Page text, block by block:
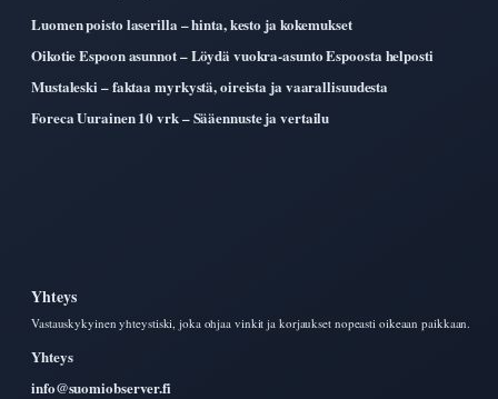
Luomen poisto laserilla – hinta, kesto ja kokemukset
Oikotie Espoon asunnot – Löydä vuokra-asunto Espoosta helposti
Mustaleski – faktaa myrkystä, oireista ja vaarallisuudesta
Foreca Uurainen 10 vrk – Sääennuste ja vertailu
Yhteys
Vastauskykyinen yhteystiski, joka ohjaa vinkit ja korjaukset nopeasti oikeaan paikkaan.
Yhteys
info@suomiobserver.fi